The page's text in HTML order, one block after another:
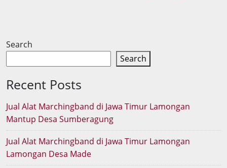
Search
Search
Recent Posts
Jual Alat Marchingband di Jawa Timur Lamongan
Mantup Desa Sumberagung
Jual Alat Marchingband di Jawa Timur Lamongan
Lamongan Desa Made